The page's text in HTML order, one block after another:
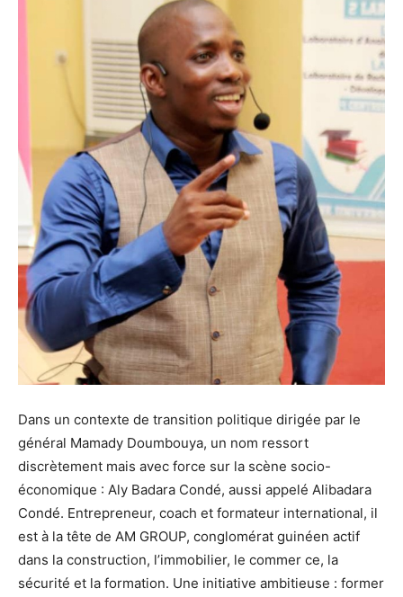
Dans un contexte de transition politique dirigée par le
général Mamady Doumbouya, un nom ressort
discrètement mais avec force sur la scène socio-
économique : Aly Badara Condé, aussi appelé Alibadara
Condé. Entrepreneur, coach et formateur international, il
est à la tête de AM GROUP, conglomérat guinéen actif
dans la construction, l’immobilier, le commer ce, la
sécurité et la formation. Une initiative ambitieuse : former